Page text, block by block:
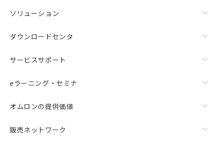
ソリューション
ダウンロードセンタ
サービスサポート
eラーニング・セミナ
オムロンの提供価値
販売ネットワーク